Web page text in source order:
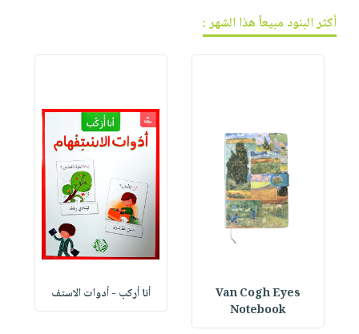
أكثر البنود مبيعاً هذا الشهر :
Van Cogh Eyes
Notebook
أنا أركب - أدوات الاستف